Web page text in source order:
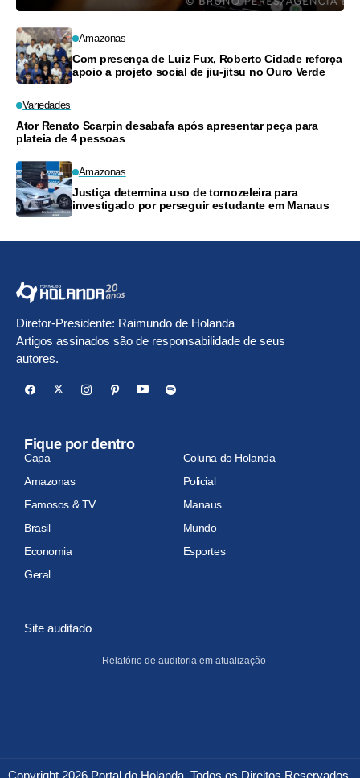
Amazonas
Com presença de Luiz Fux, Roberto Cidade reforça
apoio a projeto social de jiu-jitsu no Ouro Verde
Variedades
Ator Renato Scarpin desabafa após apresentar peça para
plateia de 4 pessoas
Amazonas
Justiça determina uso de tornozeleira para
investigado por perseguir estudante em Manaus
Diretor-Presidente: Raimundo de Holanda
Artigos assinados são de responsabilidade de seus
autores.
Fique por dentro
Capa
Coluna do Holanda
Amazonas
Policial
Famosos & TV
Manaus
Brasil
Mundo
Economia
Esportes
Geral
Site auditado
Relatório de auditoria em atualização
Copyright 2026 Portal do Holanda. Todos os Direitos Reservados.